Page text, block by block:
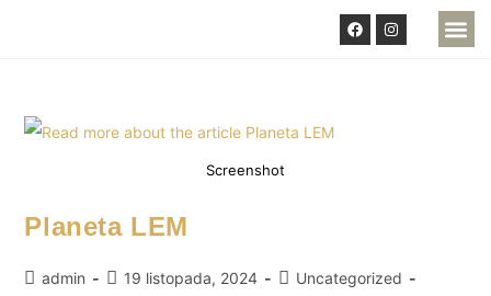
Screenshot
Planeta LEM
admin 19 listopada, 2024
Uncategorized